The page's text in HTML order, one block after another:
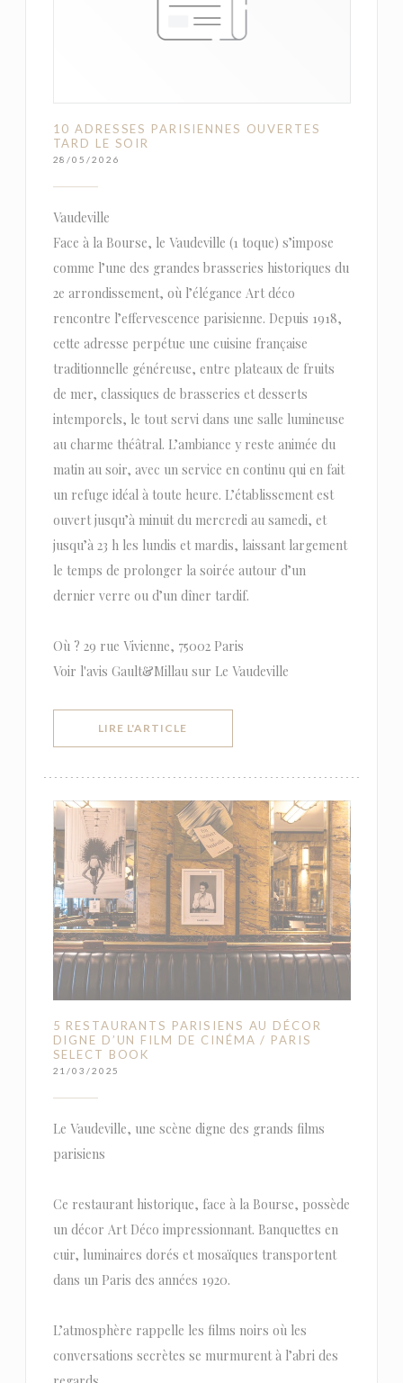
10 ADRESSES PARISIENNES OUVERTES
TARD LE SOIR
28/05/2026
Vaudeville
Face à la Bourse, le Vaudeville (1 toque) s’impose
comme l’une des grandes brasseries historiques du
2e arrondissement, où l’élégance Art déco
rencontre l’effervescence parisienne. Depuis 1918,
cette adresse perpétue une cuisine française
traditionnelle généreuse, entre plateaux de fruits
de mer, classiques de brasseries et desserts
intemporels, le tout servi dans une salle lumineuse
au charme théâtral. L’ambiance y reste animée du
matin au soir, avec un service en continu qui en fait
un refuge idéal à toute heure. L’établissement est
ouvert jusqu’à minuit du mercredi au samedi, et
jusqu’à 23 h les lundis et mardis, laissant largement
le temps de prolonger la soirée autour d’un
dernier verre ou d’un dîner tardif.
Où ? 29 rue Vivienne, 75002 Paris
Voir l'avis Gault&Millau sur Le Vaudeville
LIRE L'ARTICLE
5 RESTAURANTS PARISIENS AU DÉCOR
DIGNE D’UN FILM DE CINÉMA / PARIS
SELECT BOOK
21/03/2025
Le Vaudeville, une scène digne des grands films
parisiens
Ce restaurant historique, face à la Bourse, possède
un décor Art Déco impressionnant. Banquettes en
cuir, luminaires dorés et mosaïques transportent
dans un Paris des années 1920.
L’atmosphère rappelle les films noirs où les
conversations secrètes se murmurent à l’abri des